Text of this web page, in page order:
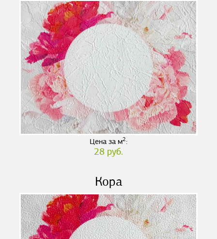
Цена за м2:
28 руб.
Кора